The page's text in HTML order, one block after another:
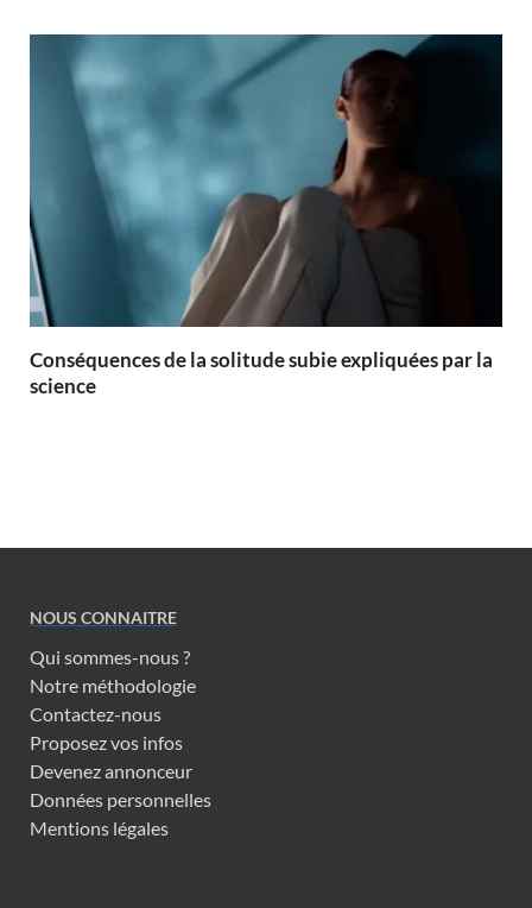
Conséquences de la solitude subie expliquées par la
science
NOUS CONNAITRE
Qui sommes-nous ?
Notre méthodologie
Contactez-nous
Proposez vos infos
Devenez annonceur
Données personnelles
Mentions légales